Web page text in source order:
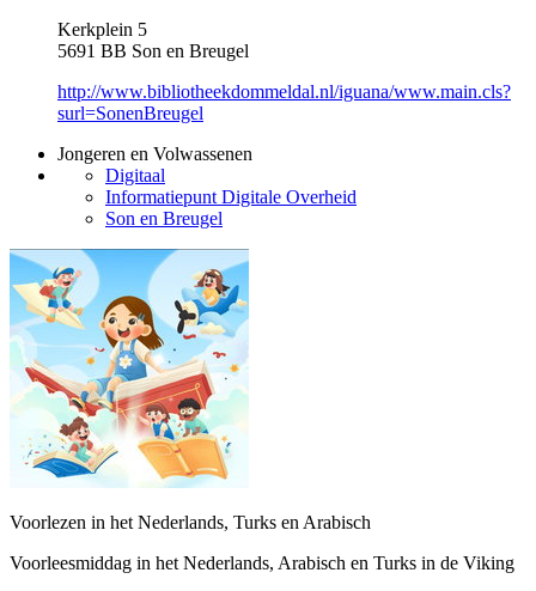
Kerkplein 5
5691 BB Son en Breugel
http://www.bibliotheekdommeldal.nl/iguana/www.main.cls?
surl=SonenBreugel
Jongeren en Volwassenen
Digitaal
Informatiepunt Digitale Overheid
Son en Breugel
Voorlezen in het Nederlands, Turks en Arabisch
Voorleesmiddag in het Nederlands, Arabisch en Turks in de Viking